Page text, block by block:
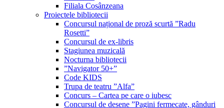
Filiala Cosânzeana
Proiectele bibliotecii
Concursul național de proză scurtă ”Radu
Rosetti”
Concursul de ex-libris
Stagiunea muzicală
Nocturna bibliotecii
”Navigator 50+”
Code KIDS
Trupa de teatru ”Alfa”
Concurs – Cartea pe care o iubesc
Concursul de desene ”Pagini fermecate, gânduri